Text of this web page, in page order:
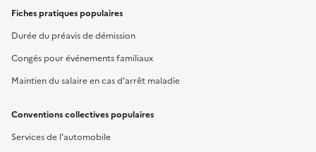
Fiches pratiques populaires
Durée du préavis de démission
Congés pour événements familiaux
Maintien du salaire en cas d'arrêt maladie
Conventions collectives populaires
Services de l'automobile